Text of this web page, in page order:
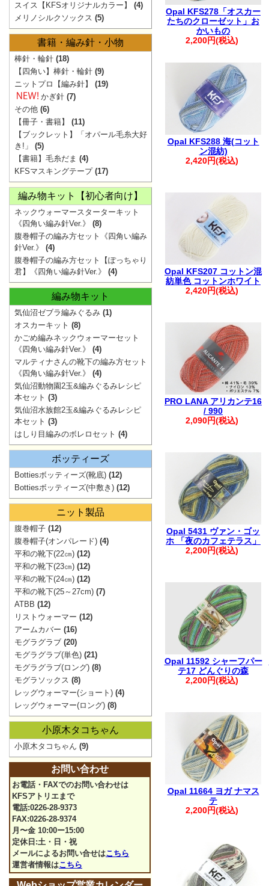
【ご注文に関
・ご登録の際
さい。
・ご注文後は
確認ください。
※購入履歴に
ざいますので
・ご入金後の
・商品の取り
・着日指定は
※1週間を超え
ます。
・複数回に分
文につきまし
います。
・お振込みで
ご注文も1件
・自動返信メ
ご連絡くださ
※※弊社からの
入りますが、
。.。:+* ゜ ゜
Opal KFS278「オスカー
たちのクローゼット」お
かいもの
2,200円(税込)
Opal KFS288 海(コット
ン混紡)
2,420円(税込)
Opal KFS207 コットン混
紡単色 コットンホワイト
2,420円(税込)
PRO LANA アリカンテ16
/ 990
2,090円(税込)
Opal 5431 ヴァン・ゴッ
ホ 「夜のカフェテラス」
2,200円(税込)
Opal 11592 シャーフパー
テ17 どんぐりの森
2,200円(税込)
Opal 11664 ヨガ ナマス
テ
2,200円(税込)
スイス【KFSオリジナルカラー】
(4)
メリノシルクソックス (5)
書籍・編み針・小物
棒針・輪針 (18)
【四角い】棒針・輪針 (9)
ニットプロ【編み針】
(19)
かぎ針 (7)
その他 (6)
【冊子・書籍】
(11)
【ブックレット】「オパール毛糸大好
き!」
(5)
【書籍】毛糸だま (4)
KFSマスキングテープ(17)
編み物キット【初心者向け】
ネックウォーマースターターキット
《四角い編み針Ver.》
(8)
腹巻帽子の編み方セット《四角い編み
針Ver.》
(4)
腹巻帽子の編み方セット【ぽっちゃり
君】《四角い編み針Ver.》
(4)
編み物キット
気仙沼ゼブラ編みぐるみ (1)
オスカーキット (8)
かごめ編みネックウォーマーセット
《四角い編み針Ver.》
(4)
マルティナさんの靴下の編み方セット
《四角い編み針Ver.》
(4)
気仙沼動物園2玉&編みぐるみレシピ
本セット (3)
気仙沼水族館2玉&編みぐるみレシピ
本セット (3)
はしり目編みのボレロセット (4)
ボッティーズ
Bottiesボッティーズ(靴底) (12)
Bottiesボッティーズ(中敷き) (12)
ニット製品
腹巻帽子 (12)
腹巻帽子(オンパレード) (4)
平和の靴下(22㎝) (12)
平和の靴下(23㎝) (12)
平和の靴下(24㎝) (12)
平和の靴下(25～27cm) (7)
ATBB (12)
リストウォーマー (12)
アームカバー (16)
モグラグラブ (20)
モグラグラブ(単色) (21)
モグラグラブ(ロング) (8)
モグラソックス (8)
レッグウォーマー(ショート) (4)
レッグウォーマー(ロング) (8)
小原木タコちゃん
小原木タコちゃん (9)
お問い合わせ
お電話・FAXでのお問い合わせは
KFSアトリエまで
電話:0226-28-9373
FAX:0226-28-9374
月〜金 10:00ー15:00
定休日:土・日・祝
メールによるお問い合せはこちら
運営者情報はこちら